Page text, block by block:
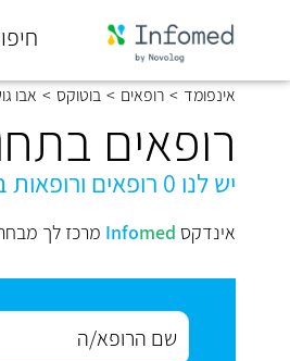
סוף
התפריט
אינפומד > רופאים > בוטוקס > אבו
רופאים
יש לנו 0 רופאים ורופאות באתר
אינדקס Infomed מרכז לך